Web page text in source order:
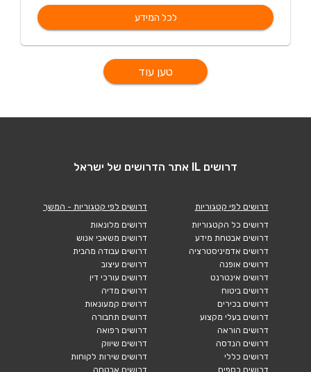
לכל המידע
טען עוד
דרושים IL אתר הדרושים של ישראל
דרושים לפי קטגוריות
דרושים כל הקטגוריות
דרושים אבטחת מידע
דרושים אדמיניסטרציה
דרושים אופנה
דרושים אינטרנט
דרושים ביטוח
דרושים בכירים
דרושים בעלי מקצוע
דרושים הוראה
דרושים הנדסה
דרושים כללי
דרושים כספים
דרושים לפי קטגוריות - המשך
דרושים מלונאות
דרושים משאבי אנוש
דרושים עבודה מהבית
דרושים עיצוב
דרושים עורכי דין
דרושים מדיה
דרושים קמעונאות
דרושים תחבורה
דרושים רפואה
דרושים שיווק
דרושים שירות לקוחות
דרושים אבטחה